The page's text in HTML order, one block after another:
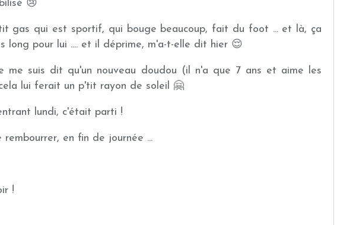
😢
gas qui est sportif, qui bouge beaucoup, fait du foot ... et là, ça
long pour lui .... et il déprime, m'a-t-elle dit hier 😌
me suis dit qu'un nouveau doudou (il n'a que 7 ans et aime les
lui ferait un p'tit rayon de soleil 🤗
lundi, c'était parti !
rembourrer, en fin de journée ...
!